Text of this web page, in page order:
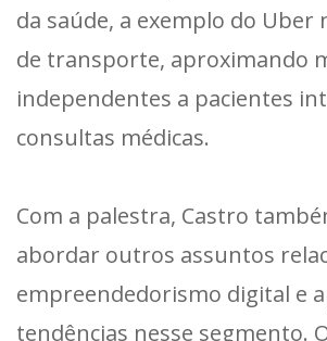
da saúde, a exemplo do Uber
de transporte, aproximando
independentes a pacientes
consultas médicas.
Com a palestra, Castro
abordar outros assuntos
empreendedorismo digital e
tendências nesse segmento.